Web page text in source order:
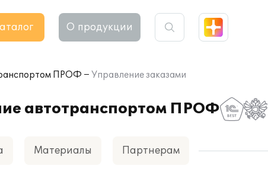
О продукции
ПРОФ Управление заказами
автотранспортом ПРОФ
Материалы Партнерам